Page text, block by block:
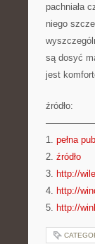
pachniała
niego
są dosyć
jest
źródło:
1. pełna
2. źródło
3. http://
4. http://
5. http://